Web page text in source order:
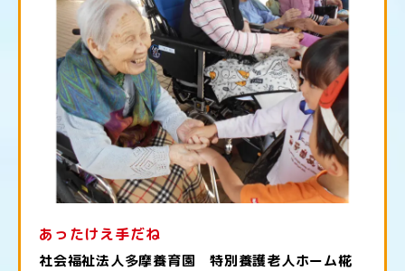
あったけえ手だね
社会福祉法人多摩養育園 特別養護老人ホーム椛